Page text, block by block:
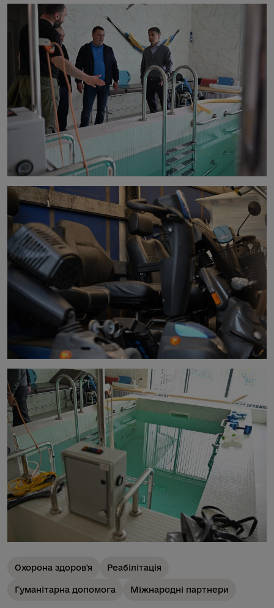
Охорона здоров'я Реабілітація
Гуманітарна допомога Міжнародні партнери